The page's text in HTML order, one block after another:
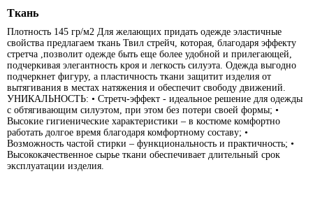
Ткань
Плотность 145 гр/м2 Для желающих придать одежде эластичные
свойства предлагаем ткань Твил стрейч, которая, благодаря эффекту
стретча ,позволит одежде быть еще более удобной и прилегающей,
подчеркивая элегантность кроя и легкость силуэта. Одежда выгодно
подчеркнет фигуру, а пластичность ткани защитит изделия от
вытягивания в местах натяжения и обеспечит свободу движений.
УНИКАЛЬНОСТЬ: • Стретч-эффект - идеальное решение для одежды
с обтягивающим силуэтом, при этом без потери своей формы; •
Высокие гигиенические характеристики – в костюме комфортно
работать долгое время благодаря комфортному составу; •
Возможность частой стирки – функциональность и практичность; •
Высококачественное сырье ткани обеспечивает длительный срок
эксплуатации изделия.